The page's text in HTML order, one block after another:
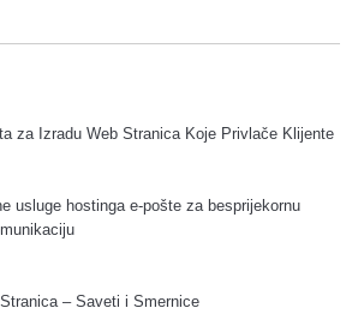
za Izradu Web Stranica Koje Privlače Klijente
usluge hostinga e-pošte za besprijekornu
– Saveti i Smernice